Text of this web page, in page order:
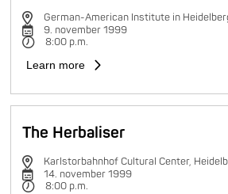
German-American Institute in
9. november 1999
8:00 p.m.
Learn more
The Herbaliser
Karlstorbahnhof Cultural Center,
14. november 1999
8:00 p.m.